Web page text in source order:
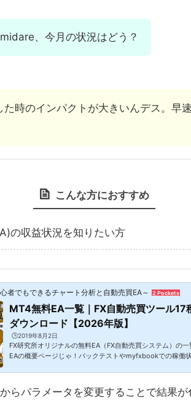
、今月の状況はどう？
時のインパクトが大きいんデス。早
こんな方におすすめ
の収益状況を知りたい方
者でもできるチャート分析と自動売買EA～ 2 Pockets
MT4無料EA一覧｜FX自動売買ツール17
ダウンロード【2026年版】
🕒️2019年8月2日
FX研究所オリジナルの無料EA（FX自動売買システム）の
EAの概要ページじゃ！バックテストやmyfxbookでの稼働
め無料ツールで紹介しています。無料EA一覧ここで紹介し
買用のEAは全部無料だよ。現在、本Exy-2ブログで公開し
らパラメータを変更することで結果